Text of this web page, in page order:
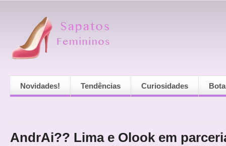
Novidades! Tendências Curiosidades
AndrAi?? Lima e Olook em